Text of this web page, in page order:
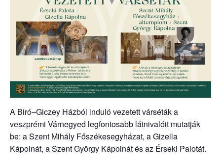
A Biró–Giczey Házból induló vezetett várséták a
veszprémi Várnegyed legfontosabb látnivalóit mutatják
be: a Szent Mihály Főszékesegyházat, a Gizella
Kápolnát, a Szent György Kápolnát és az Érseki Palotát.